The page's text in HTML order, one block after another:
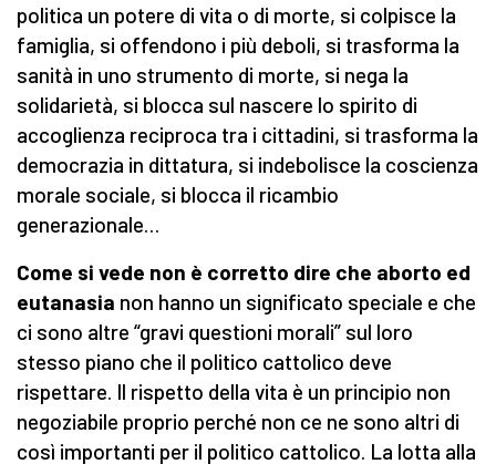
politica un potere di vita o di morte, si colpisce la
famiglia, si offendono i più deboli, si trasforma la
sanità in uno strumento di morte, si nega la
solidarietà, si blocca sul nascere lo spirito di
accoglienza reciproca tra i cittadini, si trasforma la
democrazia in dittatura, si indebolisce la coscienza
morale sociale, si blocca il ricambio
generazionale…
Come si vede non è corretto dire che aborto ed
eutanasia non hanno un significato speciale e che
ci sono altre “gravi questioni morali” sul loro
stesso piano che il politico cattolico deve
rispettare. Il rispetto della vita è un principio non
negoziabile proprio perché non ce ne sono altri di
così importanti per il politico cattolico. La lotta alla